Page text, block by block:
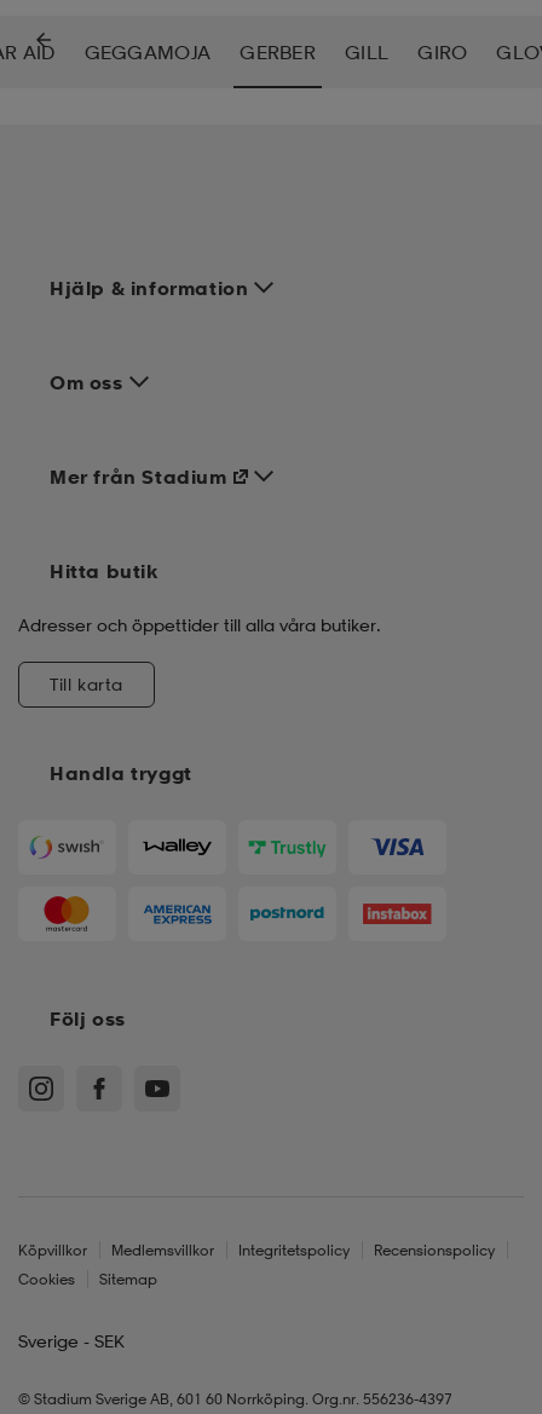
AID GEGGAMOJA GERBER GILL GIRO
Hjälp & information
Om oss
Handla tryggt
Mer från Stadium
Hitta butik
Adresser och öppettider till alla våra butiker.
Till karta
Följ oss
Köpvillkor Medlemsvillkor Integritetspolicy
Recensionspolicy
Cookies
Sitemap
Sverige - SEK
© Stadium Sverige AB, 601 60 Norrköping. Org.nr. 556236-4397